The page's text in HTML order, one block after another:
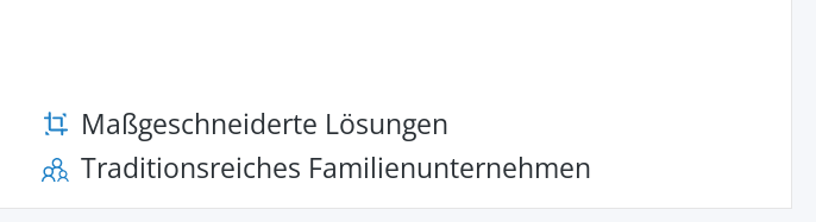
Maßgeschneiderte Lösungen
Traditionsreiches Familienunternehmen